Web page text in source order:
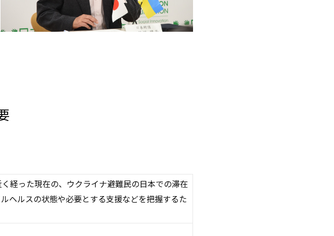
経った現在の、ウクライナ避難民の日本での滞在
ヘルスの状態や必要とする支援などを把握するた